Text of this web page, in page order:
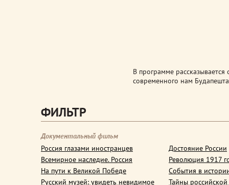
В программе
современного нам
ФИЛЬТР
Документальный фильм
Россия глазами иностранцев
Всемирное наследие. Россия
На пути к Великой Победе
Русский музей: увидеть невидимое
Достояние России
Революция 1917
События в
Тайны